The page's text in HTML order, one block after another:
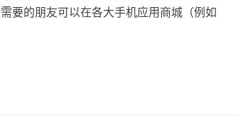
要的朋友可以在各大手机应用商城（例如